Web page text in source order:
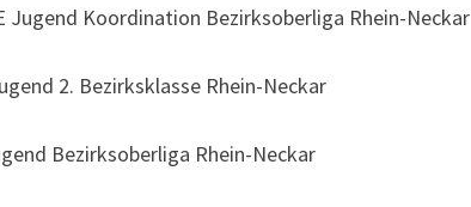
Jugend Koordination Bezirksoberliga Rhein-Neckar
2. Bezirksklasse Rhein-Neckar
Bezirksoberliga Rhein-Neckar